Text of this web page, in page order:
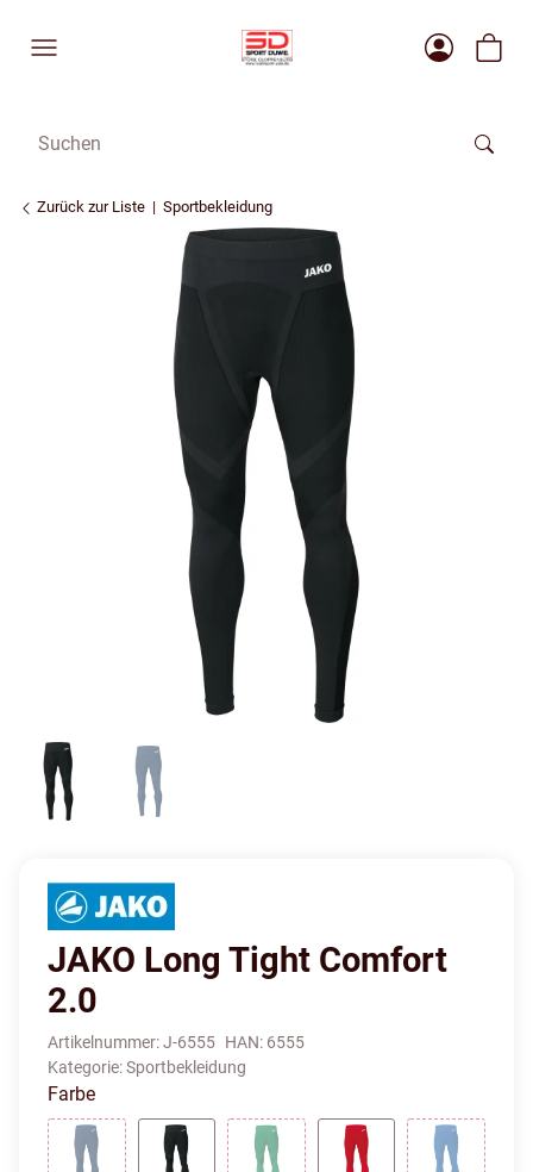
Zurück zur Liste Sportbekleidung
JAKO Long Tight Comfort
2.0
Artikelnummer:J-6555 HAN: 6555
Kategorie:Sportbekleidung
Farbe